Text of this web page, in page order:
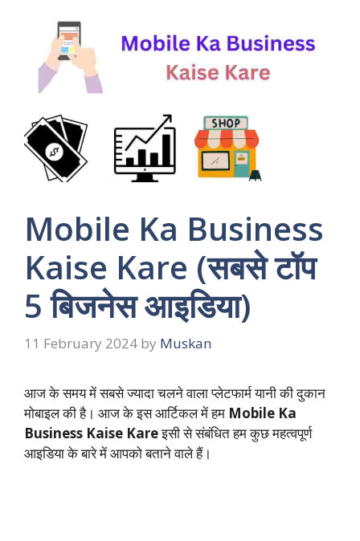
Mobile Ka Business
Kaise Kare (सबसे टॉप
5 बिजनेस आइडिया)
11 February 2024 by Muskan
आज के समय में सबसे ज्यादा चलने वाला प्लेटफार्म यानी की दुकान
मोबाइल की है। आज के इस आर्टिकल में हम Mobile Ka
Business Kaise Kareइसी से संबंधित हम कुछ महत्वपूर्ण
आइडिया के बारे में आपको बताने वाले हैं।